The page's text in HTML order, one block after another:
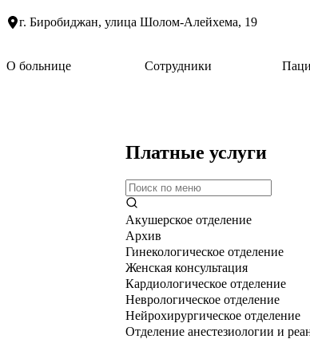
г. Биробиджан, улица Шолом-Алейхема, 19
О больнице Сотрудники
Платные услуги
Акушерское отделение
Архив
Гинекологическое отделение
Женская консультация
Кардиологическое отделение
Неврологическое отделение
Нейрохирургическое отделение
Отделение анестезиологии и